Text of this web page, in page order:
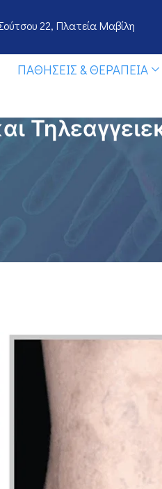
22, Πλατεία Μαβίλη
ΠΑΘΉΣΕΙΣ & ΘΕΡΑΠΕΊΑ